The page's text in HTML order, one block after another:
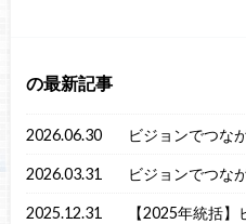
の最新記事
2026.06.30 ビジョンでつな
2026.03.31 ビジョンでつな
2025.12.31
【2025年統括